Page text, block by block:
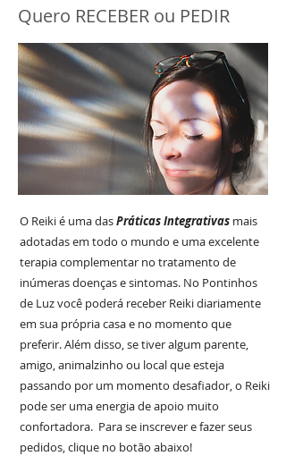
Quero RECEBER ou PEDIR
O Reiki é uma dasPráticas Integrativas mais
adotadas em todo o mundo e uma excelente
terapia complementar no tratamento de
inúmeras doenças e sintomas. No Pontinhos
de Luz você poderá receber Reiki diariamente
em sua própria casa e no momento que
preferir. Além disso, se tiver algum parente,
amigo, animalzinho ou local que esteja
passando por um momento desafiador, o Reiki
pode ser uma energia de apoio muito
confortadora. Para se inscrever e fazer seus
pedidos, clique no botão abaixo!